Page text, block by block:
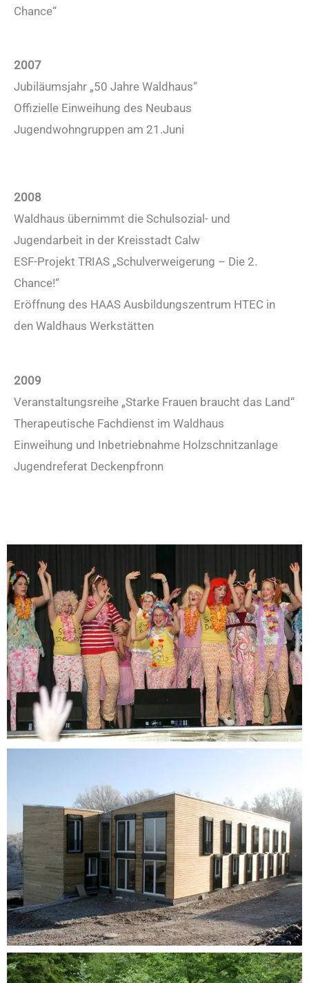
Chance“
2007
Jubiläumsjahr „50 Jahre Waldhaus“
Offizielle Einweihung des Neubaus
Jugendwohngruppen am 21.Juni
2008
Waldhaus übernimmt die Schulsozial- und
Jugendarbeit in der Kreisstadt Calw
ESF-Projekt TRIAS „Schulverweigerung – Die 2.
Chance!“
Eröffnung des HAAS Ausbildungszentrum HTEC in
den Waldhaus Werkstätten
2009
Veranstaltungsreihe „Starke Frauen braucht das Land“
Therapeutische Fachdienst im Waldhaus
Einweihung und Inbetriebnahme Holzschnitzanlage
Jugendreferat Deckenpfronn